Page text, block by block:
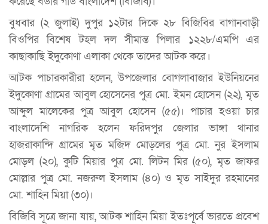
বুধবার (২ জুলাই) দুপুর ১২টার দিকে ২৮ বিজিবির বাগানবাড়ী
বিওপির বিশেষ টহল দল সীমান্ত পিলার ১২২৮/এমপি এর
কাছাকাছি ইদুকোণা এলাকা থেকে তাদের আটক করে।
আটক পাচারকারীরা হলেন, উপজেলার বোগলাবাজার ইউনিয়নের
ইদুকোণা গ্রামের আবুল হোসেনের পুত্র মো. ইমন হোসেন (২২), মৃত
আব্দুল মালেকের পুত্র আবুল হোসেন (৫৫)। পাচার হওয়া চার
বাংলাদেশি নাগরিক হলেন ফরিদপুর জেলার ভাঙ্গা থানার
হাজরাকান্দি গ্রামের মৃত মজিদ মোড়লের পুত্র মো. নুর ইসলাম
মোড়ল (২০), কুটি মিয়ার পুত্র মো. লিটন মির (৫০), মৃত জাফর
মোল্লার পুত্র মো. নজরুল ইসলাম (৪০) ও মৃত সাইদুর রহমানের
মো. শাহিন মিয়া (৩০)।
বিজিবি সূত্রে জানা যায়, আটক শাহিন মিয়া ইতঃপূর্বে ভারতে প্রবেশ